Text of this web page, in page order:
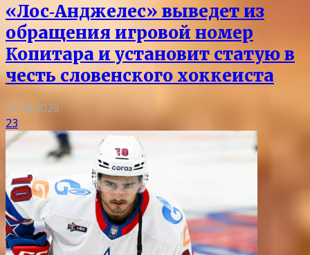
«Лос‑Анджелес» выведет из
обращения игровой номер
Копитара и установит статую в
честь словенского хоккеиста
07.08.2026
23